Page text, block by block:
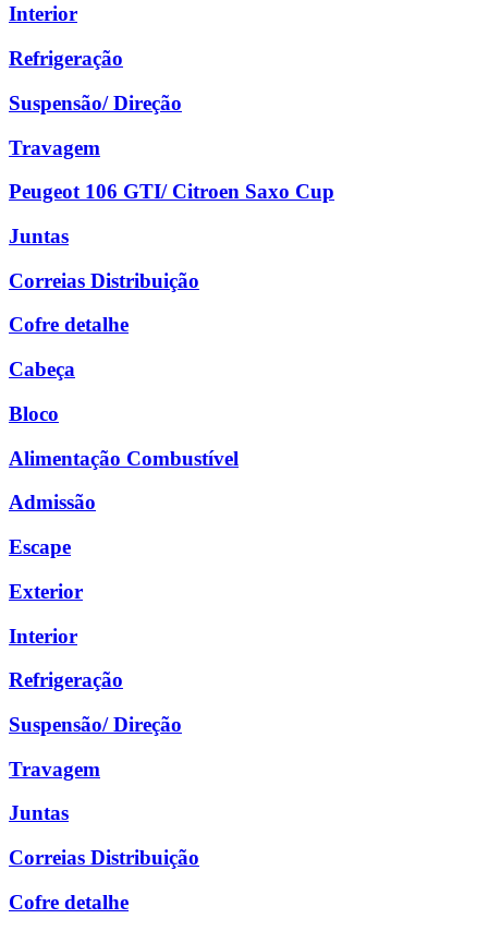
Interior
Refrigeração
Suspensão/ Direção
Travagem
Peugeot 106 GTI/ Citroen Saxo Cup
Juntas
Correias Distribuição
Cofre detalhe
Cabeça
Bloco
Alimentação Combustível
Admissão
Escape
Exterior
Interior
Refrigeração
Suspensão/ Direção
Travagem
Juntas
Correias Distribuição
Cofre detalhe